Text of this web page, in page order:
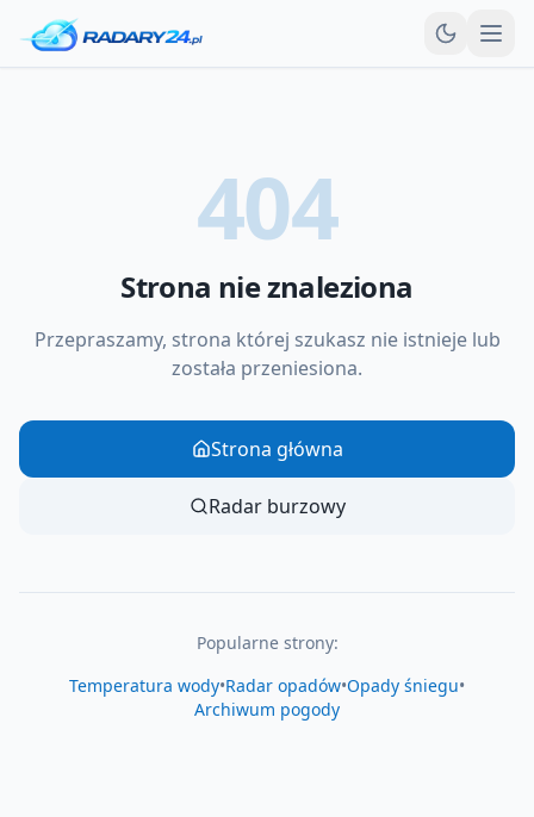
404
Strona nie znaleziona
Przepraszamy, strona której szukasz nie istnieje lub
została przeniesiona.
Strona główna
Radar burzowy
Popularne strony:
Temperatura wody•Radar opadów•Opady śniegu•
Archiwum pogody